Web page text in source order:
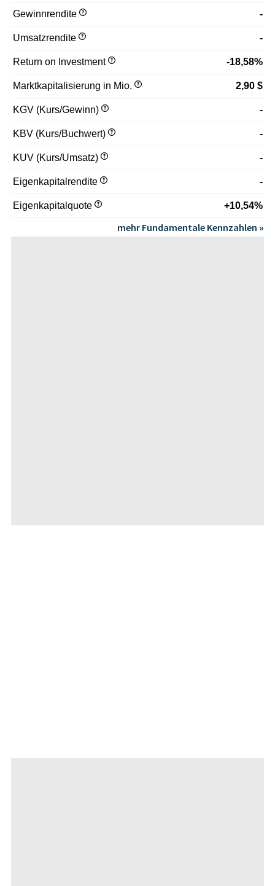
Gewinnrendite -
Umsatzrendite -
Return on Investment -18,58%
Marktkapitalisierung in Mio. 2,90 $
KGV (Kurs/Gewinn) -
KBV (Kurs/Buchwert) -
KUV (Kurs/Umsatz) -
Eigenkapitalrendite -
Eigenkapitalquote +10,54%
mehr Fundamentale Kennzahlen »